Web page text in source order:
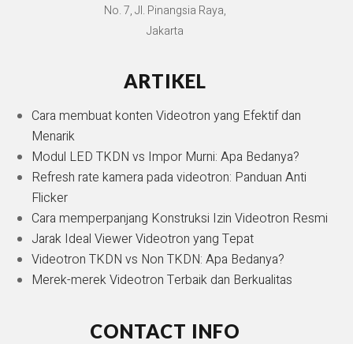
No. 7, Jl. Pinangsia Raya,
Jakarta
ARTIKEL
Cara membuat konten Videotron yang Efektif dan
Menarik
Modul LED TKDN vs Impor Murni: Apa Bedanya?
Refresh rate kamera pada videotron: Panduan Anti
Flicker
Cara memperpanjang Konstruksi Izin Videotron Resmi
Jarak Ideal Viewer Videotron yang Tepat
Videotron TKDN vs Non TKDN: Apa Bedanya?
Merek-merek Videotron Terbaik dan Berkualitas
CONTACT INFO